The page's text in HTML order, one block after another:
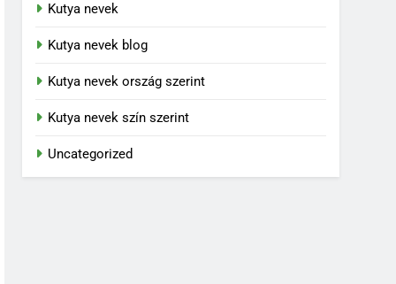
Kutya nevek
Kutya nevek blog
Kutya nevek ország szerint
Kutya nevek szín szerint
Uncategorized